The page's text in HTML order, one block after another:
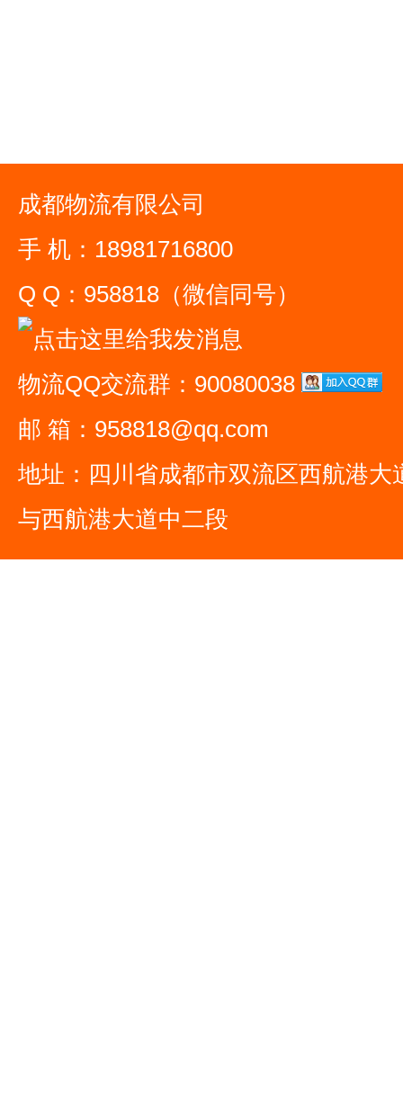
成都物流有限公司
手 机：18981716800
Q Q：958818（微信同号）
物流QQ交流群：90080038
邮 箱：958818@qq.com
地址：四川省成都市双流区西航港大
与西航港大道中二段